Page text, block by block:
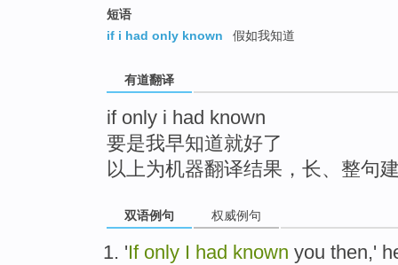
短语
if i had only known
假如我知道
有道翻译
if only i had known
要是我早知道就好了
以上为机器翻译结果，长、整句
双语例句 权威例句
'If only I had known you then,'